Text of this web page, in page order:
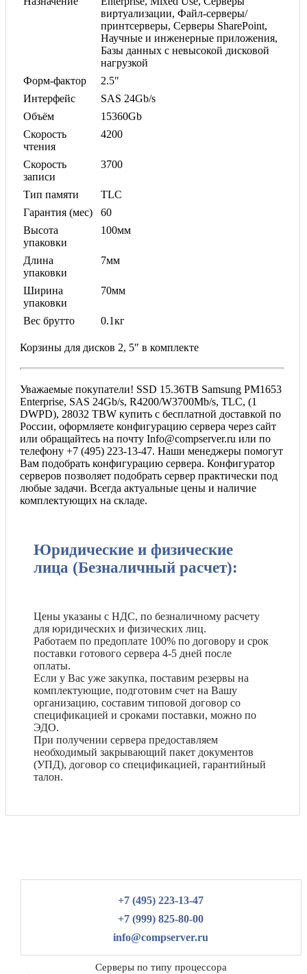
виртуализации, Файл-серверы/
принтсерверы, Серверы SharePoint,
Научные и инженерные приложения,
Базы данных с невысокой дисковой
нагрузкой
Форм-фактор
2.5″
Интерфейс
SAS 24Gb/s
Объём
15360Gb
Скорость
чтения
4200
Скорость
записи
3700
Тип памяти
TLC
Гарантия (мес)
60
Высота
упаковки
100мм
Длина
упаковки
7мм
Ширина
упаковки
70мм
Вес брутто 0.1кг
Корзины для дисков 2, 5″ в комплекте
Уважаемые покупатели! SSD 15.36TB Samsung PM1653
Enterprise, SAS 24Gb/s, R4200/W3700Mb/s, TLC, (1
DWPD), 28032 TBW купить с бесплатной доставкой по
России, оформляете конфигурацию сервера через сайт
или обращайтесь на почту Info@compserver.ru или по
телефону +7 (495) 223-13-47. Наши менеджеры помогут
Вам подобрать конфигурацию сервера. Конфигуратор
серверов позволяет подобрать сервер практически под
любые задачи. Всегда актуальные цены и наличие
комплектующих на складе.
Юридические и физические
лица (Безналичный расчет):
Цены указаны с НДС, по безналичному расчету
для юридических и физических лиц.
Работаем по предоплате 100% по договору и срок
поставки готового сервера 4-5 дней после
оплаты.
Если у Вас уже закупка, поставим резервы на
комплектующие, подготовим счет на Вашу
организацию, составим типовой договор со
спецификацией и сроками поставки, можно по
ЭДО.
При получении сервера предоставляем
необходимый закрывающий пакет документов
(УПД), договор со спецификацией, гарантийный
талон.
+7 (495) 223-13-47
+7 (999) 825-80-00
info@compserver.ru
Серверы по типу процессора